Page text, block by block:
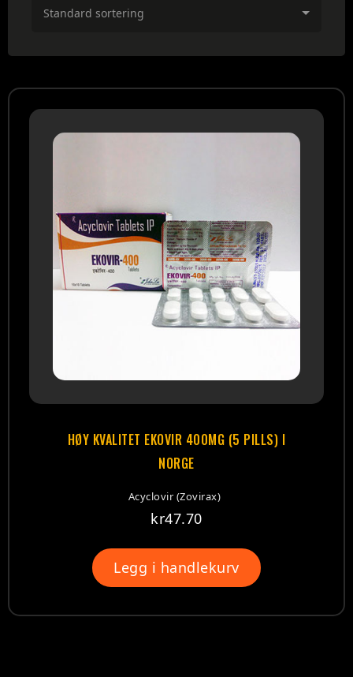
HØY KVALITET EKOVIR 400MG (5 PILLS) I
NORGE
Acyclovir (Zovirax)
kr47.70
Legg i handlekurv